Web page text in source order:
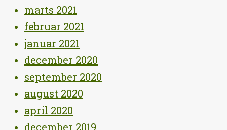
marts 2021
februar 2021
januar 2021
december 2020
september 2020
august 2020
april 2020
december 2019